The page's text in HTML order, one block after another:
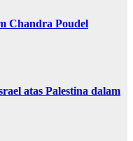
Chandra Poudel
atas Palestina dalam